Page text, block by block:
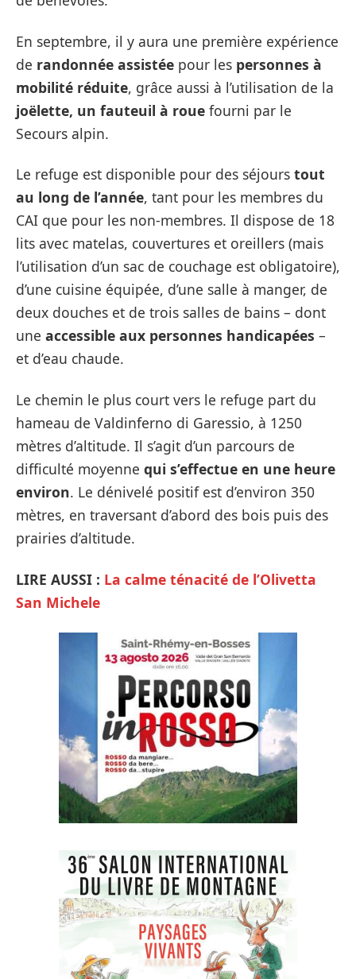
En septembre, il y aura une première expérience
de randonnée assistée pour les personnes à
mobilité réduite, grâce aussi à l’utilisation de la
joëlette, un fauteuil à roue fourni par le
Secours alpin.
Le refuge est disponible pour des séjours tout
au long de l’année, tant pour les membres du
CAI que pour les non-membres. Il dispose de 18
lits avec matelas, couvertures et oreillers (mais
l’utilisation d’un sac de couchage est obligatoire),
d’une cuisine équipée, d’une salle à manger, de
deux douches et de trois salles de bains – dont
une accessible aux personnes handicapées –
et d’eau chaude.
Le chemin le plus court vers le refuge part du
hameau de Valdinferno di Garessio, à 1250
mètres d’altitude. Il s’agit d’un parcours de
difficulté moyenne qui s’effectue en une heure
environ. Le dénivelé positif est d’environ 350
mètres, en traversant d’abord des bois puis des
prairies d’altitude.
LIRE AUSSI : La calme ténacité de l’Olivetta
San Michele